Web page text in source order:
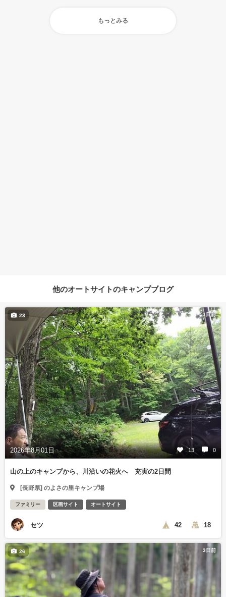
もっとみる
他のオートサイトのキャンプブログ
1日前
2026年8月01日 13 0
23
山の上のキャンプから、川沿いの花火へ 充実の2日間
[長野県] のよさの里キャンプ場
ファミリー 区画サイト オートサイト
セツ 42 18
3日前
26